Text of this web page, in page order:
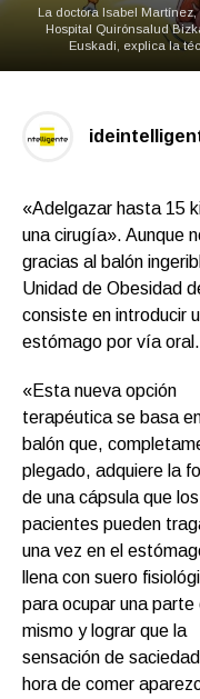
La doctora Isabel
Hospital Quirónsalud
Euskadi, explica la
«Adelgazar hasta 15
una cirugía». Aunque
gracias al balón
Unidad de Obesidad
consiste en introducir
estómago por vía oral.
«Esta nueva opción
terapéutica se basa
balón que,
plegado, adquiere la
de una cápsula que los
pacientes pueden
una vez en el
llena con suero
para ocupar una parte
mismo y lograr que la
sensación de
hora de comer